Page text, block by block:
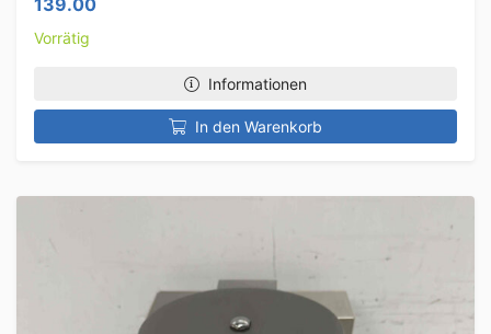
139.00
Vorrätig
Informationen
In den Warenkorb